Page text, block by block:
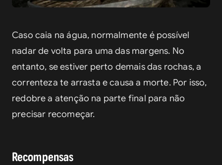
Caso caia na água, normalmente é possível
nadar de volta para uma das margens. No
entanto, se estiver perto demais das rochas, a
correnteza te arrasta e causa a morte. Por isso,
redobre a atenção na parte final para não
precisar recomeçar.
Recompensas